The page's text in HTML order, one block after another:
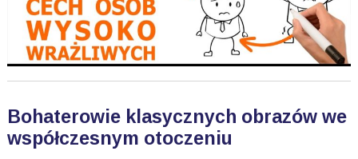
Bohaterowie klasycznych obrazów we
współczesnym otoczeniu